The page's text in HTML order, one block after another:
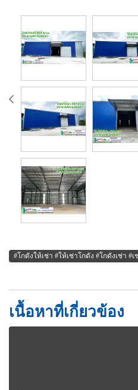
#โกดังให้เช่า #ให้เช่าโกดัง #โกดังเช่า #เ
เนื้อหาที่เกี่ยวข้อง